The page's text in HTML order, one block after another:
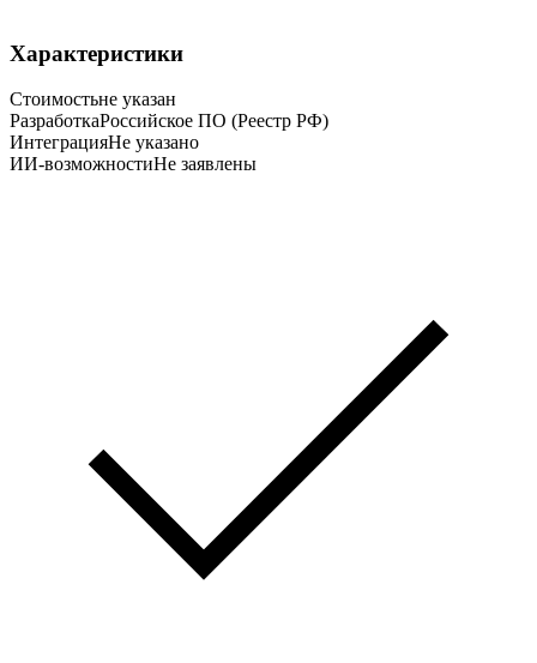
Характеристики
Стоимостьне указан
РазработкаРоссийское ПО (Реестр РФ)
ИнтеграцияНе указано
ИИ-возможностиНе заявлены